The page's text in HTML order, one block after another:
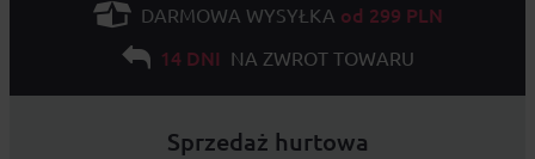
DARMOWA WYSYŁKA od 299 PLN
14 DNI NA ZWROT TOWARU
Sprzedaż hurtowa